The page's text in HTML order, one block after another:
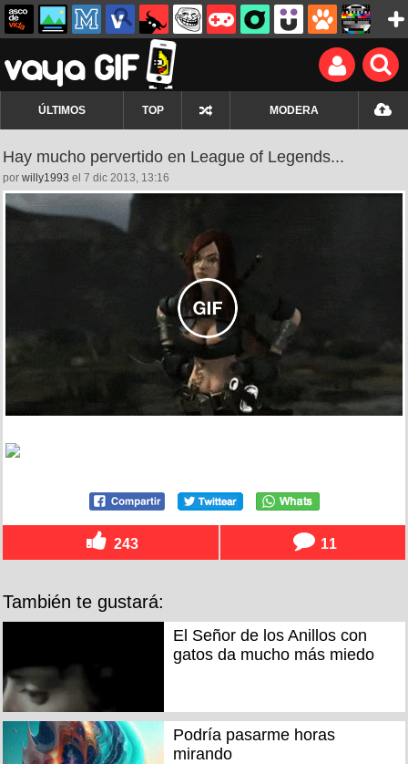
ÚLTIMOS TOP MODERA
Hay mucho pervertido en League of Legends...
por willy1993 el 7 dic 2013, 13:16
243 11
También te gustará:
El Señor de los Anillos con
gatos da mucho más miedo
Podría pasarme horas
mirando